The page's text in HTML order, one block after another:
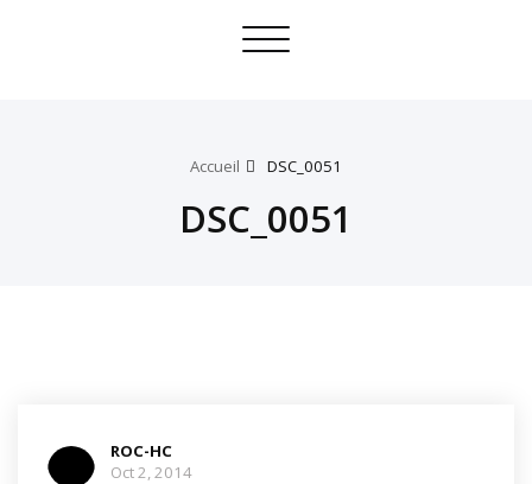
Toggle
Accueil DSC_0051
DSC_0051
ROC-HC
Oct 2, 2014